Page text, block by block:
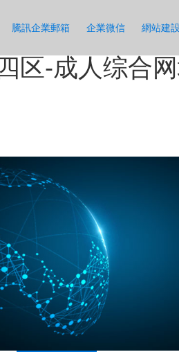
费看-亚洲四
爱视频-四虎
区-成人综合
騰訊企業郵箱 企業微信 網站建設